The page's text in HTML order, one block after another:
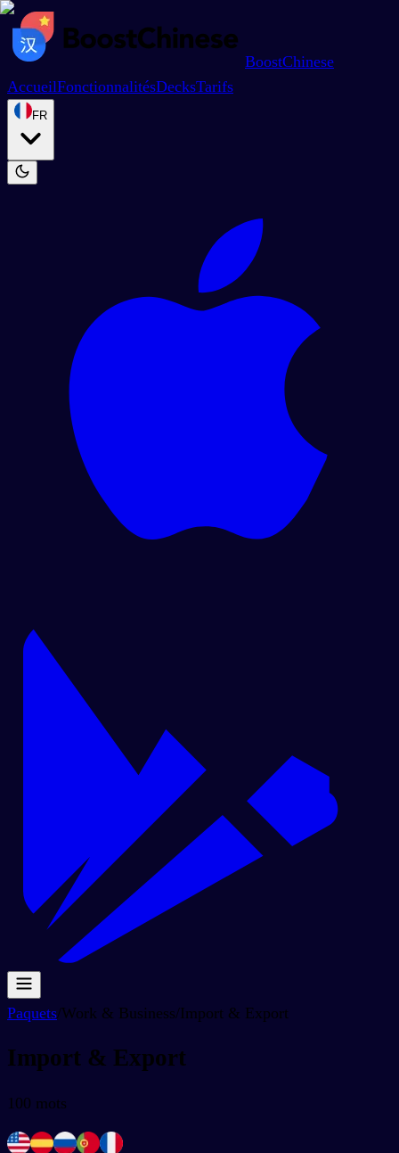
BoostChinese
AccueilFonctionnalitésDecksTarifs
FR
Paquets/Work & Business/Import & Export
Import & Export
100 mots